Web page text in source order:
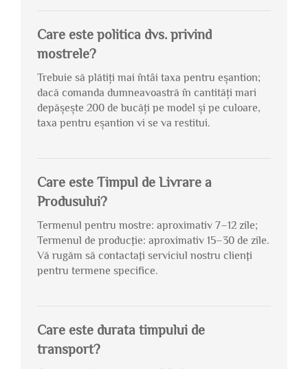
Care este politica dvs. privind
mostrele?
Trebuie să plătiți mai întâi taxa pentru eșantion;
dacă comanda dumneavoastră în cantități mari
depășește 200 de bucăți pe model și pe culoare,
taxa pentru eșantion vi se va restitui.
Care este Timpul de Livrare a
Produsului?
Termenul pentru mostre: aproximativ 7–12 zile;
Termenul de producţie: aproximativ 15–30 de zile.
Vă rugăm să contactaţi serviciul nostru clienţi
pentru termene specifice.
Care este durata timpului de
transport?